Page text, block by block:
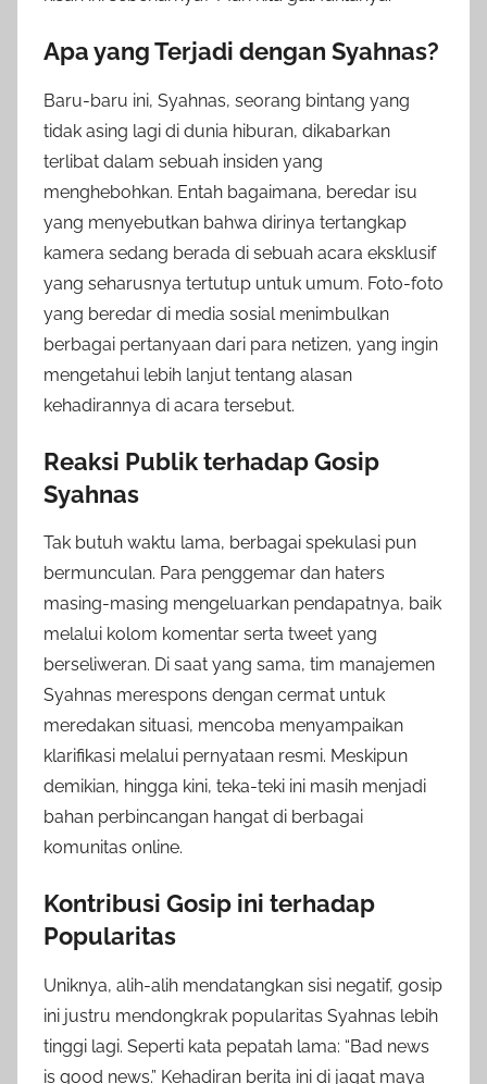
Apa yang Terjadi dengan Syahnas?
Baru-baru ini, Syahnas, seorang bintang yang
tidak asing lagi di dunia hiburan, dikabarkan
terlibat dalam sebuah insiden yang
menghebohkan. Entah bagaimana, beredar isu
yang menyebutkan bahwa dirinya tertangkap
kamera sedang berada di sebuah acara eksklusif
yang seharusnya tertutup untuk umum. Foto-foto
yang beredar di media sosial menimbulkan
berbagai pertanyaan dari para netizen, yang ingin
mengetahui lebih lanjut tentang alasan
kehadirannya di acara tersebut.
Reaksi Publik terhadap Gosip
Syahnas
Tak butuh waktu lama, berbagai spekulasi pun
bermunculan. Para penggemar dan haters
masing-masing mengeluarkan pendapatnya, baik
melalui kolom komentar serta tweet yang
berseliweran. Di saat yang sama, tim manajemen
Syahnas merespons dengan cermat untuk
meredakan situasi, mencoba menyampaikan
klarifikasi melalui pernyataan resmi. Meskipun
demikian, hingga kini, teka-teki ini masih menjadi
bahan perbincangan hangat di berbagai
komunitas online.
Kontribusi Gosip ini terhadap
Popularitas
Uniknya, alih-alih mendatangkan sisi negatif, gosip
ini justru mendongkrak popularitas Syahnas lebih
tinggi lagi. Seperti kata pepatah lama: “Bad news
is good news.” Kehadiran berita ini di jagat maya